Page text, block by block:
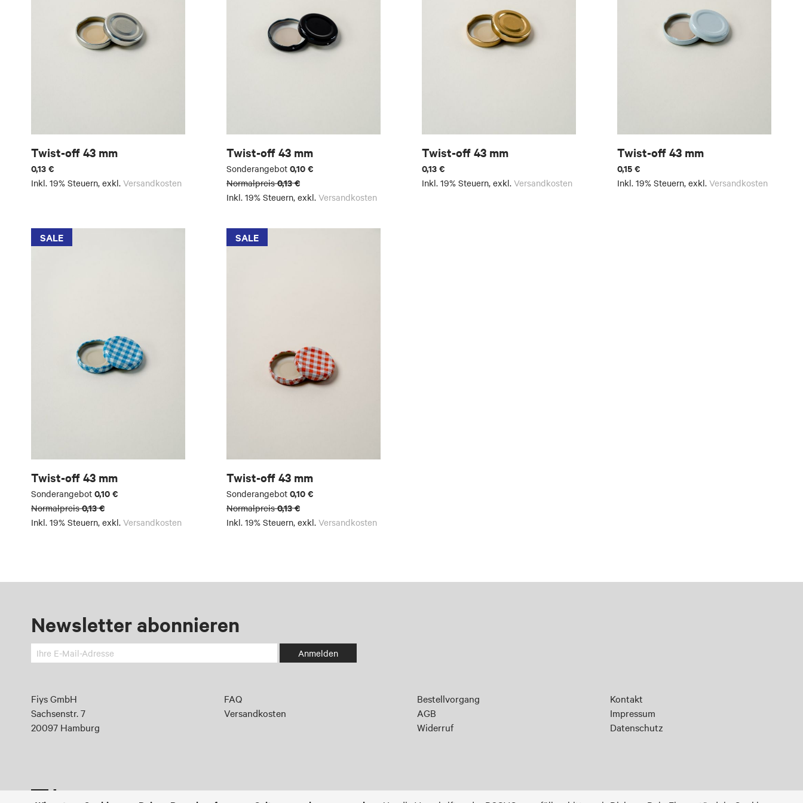
Twist-off 43 mm
0,13 €
Inkl. 19% Steuern, exkl. Versandkosten
Twist-off 43 mm
Sonderangebot 0,10 €
Normalpreis 0,13 €
Inkl. 19% Steuern, exkl. Versandkosten
Twist-off 43 mm
0,13 €
Inkl. 19% Steuern, exkl. Versandkosten
Twist-off 43 mm
0,15 €
Inkl. 19% Steuern, exkl. Versandkosten
SALE
Twist-off 43 mm
Sonderangebot 0,10 €
Normalpreis 0,13 €
Inkl. 19% Steuern, exkl. Versandkosten
SALE
Twist-off 43 mm
Sonderangebot 0,10 €
Normalpreis 0,13 €
Inkl. 19% Steuern, exkl. Versandkosten
Newsletter abonnieren
Melden
Sie
an
für
unseren
Newsletter:
Anmelden
Fiys GmbH
Sachsenstr. 7
20097 Hamburg
FAQ
Versandkosten
Bestellvorgang
AGB
Widerruf
Kontakt
Impressum
Datenschutz